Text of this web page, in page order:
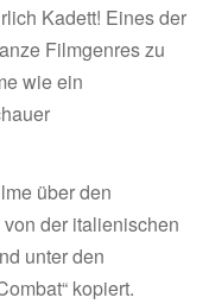
Kadett! Eines der
Filmgenres zu
wie ein
über den
der italienischen
unter den
kopiert.